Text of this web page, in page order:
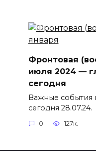
Фронтовая
июля 2024 —
сегодня
Важные события
сегодня 28.07.24.
0 127к.